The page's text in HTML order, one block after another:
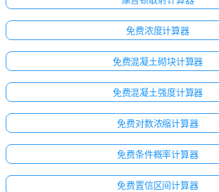
免费浓度计算器
免费混凝土砌块计算器
免费混凝土强度计算器
免费对数浓缩计算器
免费条件概率计算器
免费置信区间计算器